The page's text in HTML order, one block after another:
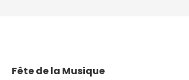
Fête de la Musique